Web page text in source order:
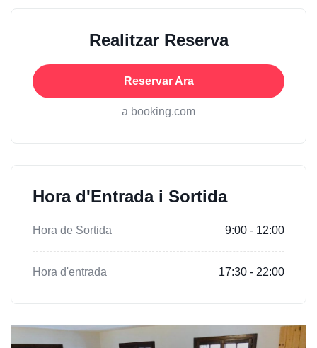
Realitzar Reserva
Reservar Ara
a booking.com
Hora d'Entrada i Sortida
Hora de Sortida 9:00 - 12:00
Hora d'entrada 17:30 - 22:00